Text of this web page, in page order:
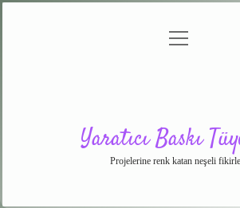
menüyü
Yaratıcı Baskı
Projelerine renk katan neşeli